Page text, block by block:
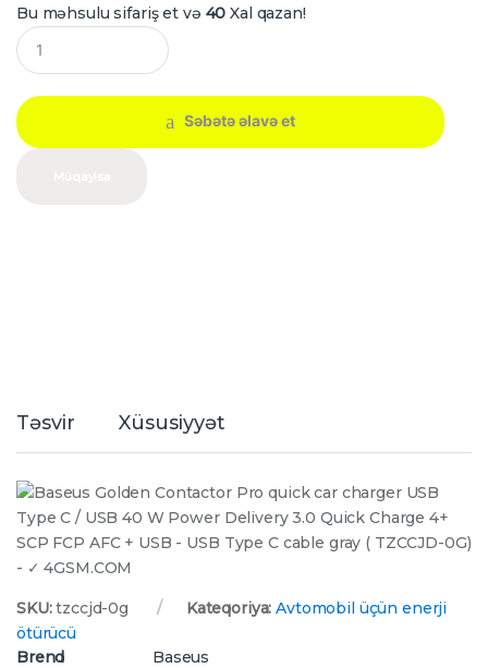
Bu məhsulu sifariş et və 40 Xal qazan!
Q
u
t
i
Səbətə əlavə et
Təsvir Xüsusiyyət
SKU:tzccjd-0g Kateqoriya:Avtomobil üçün enerji
ötürücü
Brend
Baseus